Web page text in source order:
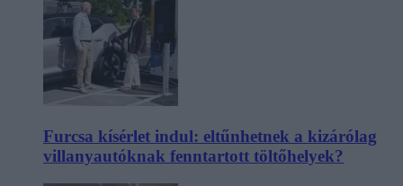
Furcsa kísérlet indul: eltűnhetnek a kizárólag
villanyautóknak fenntartott töltőhelyek?